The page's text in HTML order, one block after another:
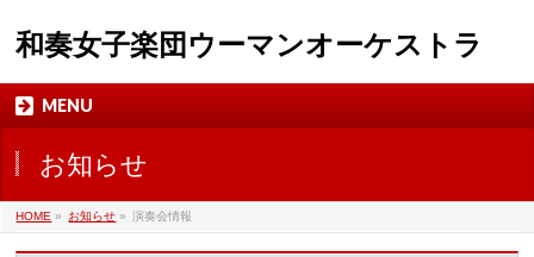
和奏女子楽団ウーマンオーケストラ
MENU
お知らせ
HOME » お知らせ » 演奏会情報